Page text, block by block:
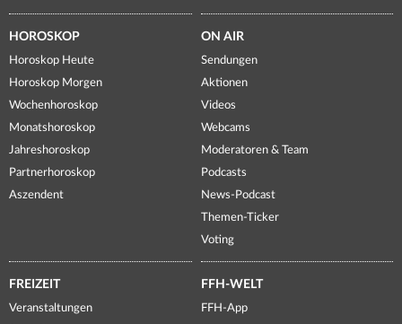
HOROSKOP
Horoskop Heute
Horoskop Morgen
Wochenhoroskop
Monatshoroskop
Jahreshoroskop
Partnerhoroskop
Aszendent
ON AIR
Sendungen
Aktionen
Videos
Webcams
Moderatoren & Team
Podcasts
News-Podcast
Themen-Ticker
Voting
FREIZEIT
Veranstaltungen
FFH-WELT
FFH-App